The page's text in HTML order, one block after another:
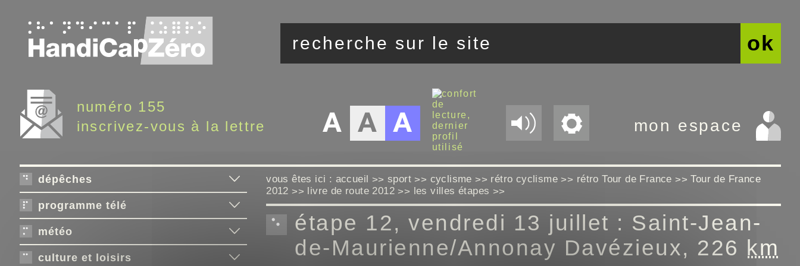
ok
numéro 155
inscrivez-vous à la lettre
mon espace
dépêches
programme télé
météo
culture et loisirs
vous êtes ici : accueil >> sport >> cyclisme >> rétro cyclisme >> rétro Tour de France >>Tour de France
2012 >> livre de route 2012 >> les villes étapes >>
étape 12, vendredi 13 juillet : Saint-Jean-
de-Maurienne/Annonay Davézieux, 226 km